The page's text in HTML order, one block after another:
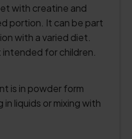
with creatine and
portion. It can be part
with a varied diet.
for children.
is in powder form
liquids or mixing with